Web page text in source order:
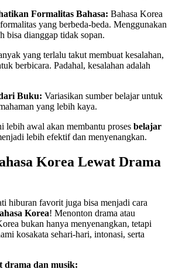
Formalitas Bahasa: Bahasa Korea
yang berbeda-beda. Menggunakan
bisa dianggap tidak sopan.
yang terlalu takut membuat kesalahan,
berbicara. Padahal, kesalahan adalah
Buku: Variasikan sumber belajar untuk
yang lebih kaya.
lebih awal akan membantu proses belajar
lebih efektif dan menyenangkan.
Korea Lewat Drama
hiburan favorit juga bisa menjadi cara
Korea! Menonton drama atau
bukan hanya menyenangkan, tetapi
kosakata sehari-hari, intonasi, serta
drama dan musik: